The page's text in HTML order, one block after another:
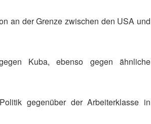
an der Grenze zwischen den USA und
Kuba, ebenso gegen ähnliche
gegenüber der Arbeiterklasse in